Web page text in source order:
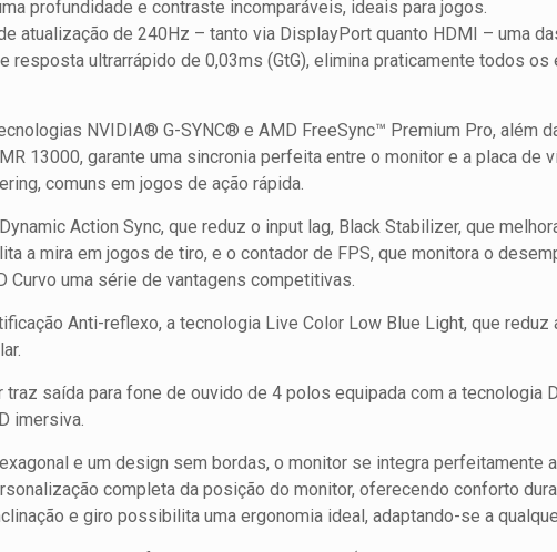
profundidade e contraste incomparáveis, ideais para jogos.
atualização de 240Hz – tanto via DisplayPort quanto HDMI – uma
resposta ultrarrápido de 0,03ms (GtG), elimina praticamente todos
NVIDIA® G-SYNC® e AMD FreeSync™ Premium Pro, além
13000, garante uma sincronia perfeita entre o monitor e a placa de
comuns em jogos de ação rápida.
Action Sync, que reduz o input lag, Black Stabilizer, que
a mira em jogos de tiro, e o contador de FPS, que monitora o
Curvo uma série de vantagens competitivas.
Anti-reflexo, a tecnologia Live Color Low Blue Light, que reduz
traz saída para fone de ouvido de 4 polos equipada com a tecnologia
imersiva.
e um design sem bordas, o monitor se integra perfeitamente
completa da posição do monitor, oferecendo conforto
e giro possibilita uma ergonomia ideal, adaptando-se a